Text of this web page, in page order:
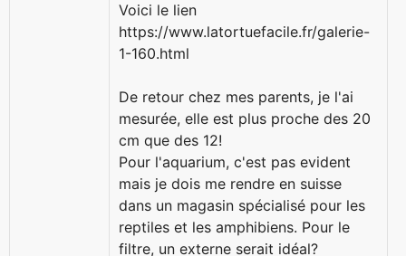
Voici le lien
https://www.latortuefacile.fr/galerie-
1-160.html
De retour chez mes parents, je l'ai
mesurée, elle est plus proche des 20
cm que des 12!
Pour l'aquarium, c'est pas evident
mais je dois me rendre en suisse
dans un magasin spécialisé pour les
reptiles et les amphibiens. Pour le
filtre, un externe serait idéal?